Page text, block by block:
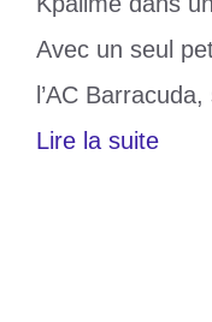
Avec un seul
l’AC
Lire la suite